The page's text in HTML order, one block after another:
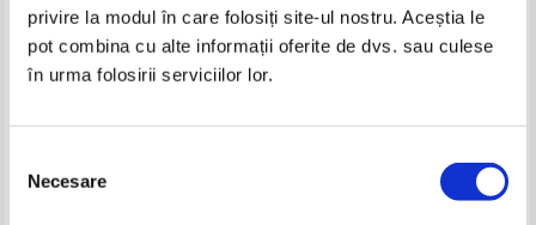
privire la modul în care folosiți site-ul nostru. Aceștia le
pot combina cu alte informații oferite de dvs. sau culese
în urma folosirii serviciilor lor.
consimțământului
Necesare
Adaugă în coș Adaugă în coș